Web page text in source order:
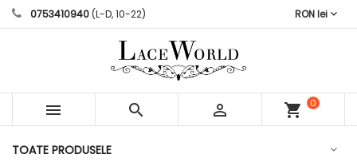
0753410940(L-D, 10-22) RON lei
   shopping_cart
0
TOATE PRODUSELE